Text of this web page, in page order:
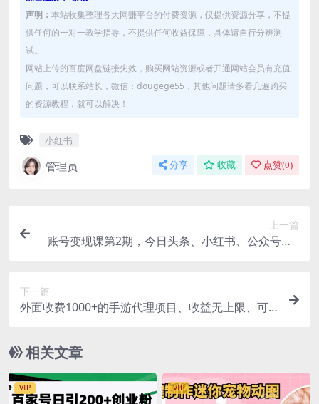
声明： 本站收集整理各大网赚平台的付费资源，仅提供资源分享，不提
供任何的一对一教学指导，不提供任何收益保障，具体请自行分辨测
试。
网站上传的百度网盘链接失效，购买网站资源或者开通网站会员有充值
问题，可以联系站长，微信：dougege55，其他问题请多看几遍购买
的资源教程，就可以解决！
小红书
管理员 分享 收藏 点赞(0)
上一篇
账号变现课第2期，今日头条、小红书、公众号，1
下一篇
外面收费1000+的手游代理项目、收益无上限、可
相关文章
VIP VIP